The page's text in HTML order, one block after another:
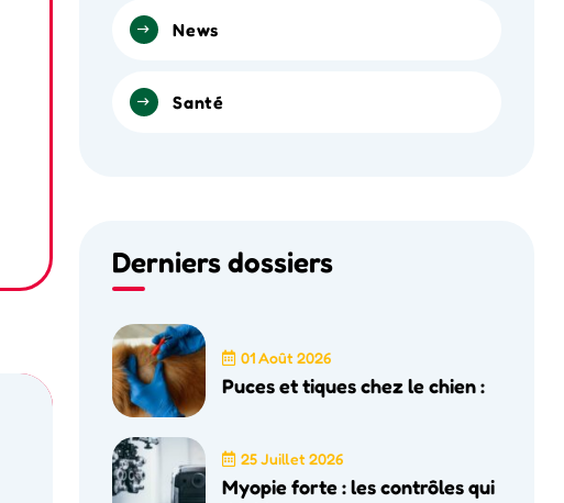
News
Santé
Derniers dossiers
01 Août 2026
Puces et tiques chez le chien :
25 Juillet 2026
Myopie forte : les contrôles qui